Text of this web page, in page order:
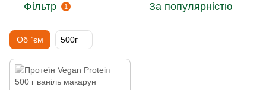
Фільтр 1 За популярністю
Об `єм 500г